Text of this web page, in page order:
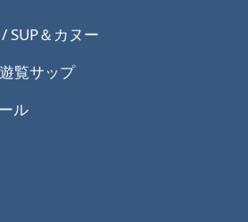
SUP＆カヌー
覧サップ
ル